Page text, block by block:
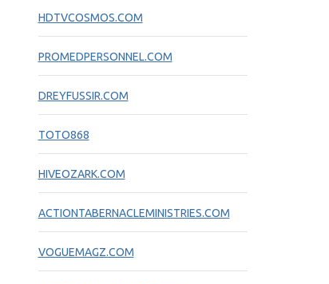
HDTVCOSMOS.COM
PROMEDPERSONNEL.COM
DREYFUSSIR.COM
TOTO868
HIVEOZARK.COM
ACTIONTABERNACLEMINISTRIES.COM
VOGUEMAGZ.COM